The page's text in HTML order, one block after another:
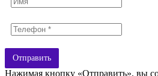
Отправить
Нажимая кнопку «Отправить», вы